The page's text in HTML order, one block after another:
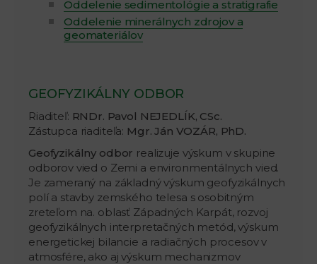
Oddelenie sedimentológie a stratigrafie
Oddelenie minerálnych zdrojov a
geomateriálov
GEOFYZIKÁLNY ODBOR
Riaditeľ: RNDr. Pavol NEJEDLÍK, CSc.
Zástupca riaditeľa: Mgr. Ján VOZÁR, PhD.
Geofyzikálny odbor realizuje výskum v skupine
odborov vied o Zemi a environmentálnych vied.
Je zameraný na základný výskum geofyzikálnych
polí a stavby zemského telesa s osobitným
zreteľom na. oblasť Západných Karpát, rozvoj
geofyzikálnych interpretačných metód, výskum
energetickej bilancie a radiačných procesov v
atmosfére, ako aj výskum mechanizmov